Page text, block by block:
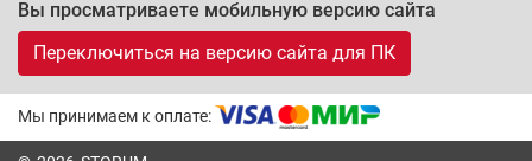
Вы просматриваете мобильную версию сайта
Переключиться на версию сайта для ПК
Мы принимаем к оплате: